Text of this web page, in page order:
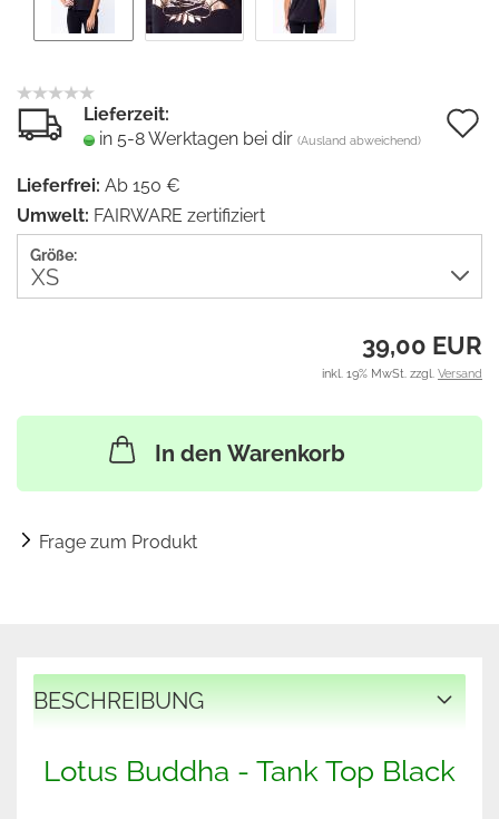
Lieferzeit:
in 5-8 Werktagen bei dir (Ausland abweichend)
Lieferfrei: Ab 150 €
Umwelt: FAIRWARE zertifiziert
Größe:
39,00 EUR
inkl. 19% MwSt. zzgl. Versand
In den Warenkorb
Frage zum Produkt
BESCHREIBUNG
Lotus Buddha - Tank Top Black